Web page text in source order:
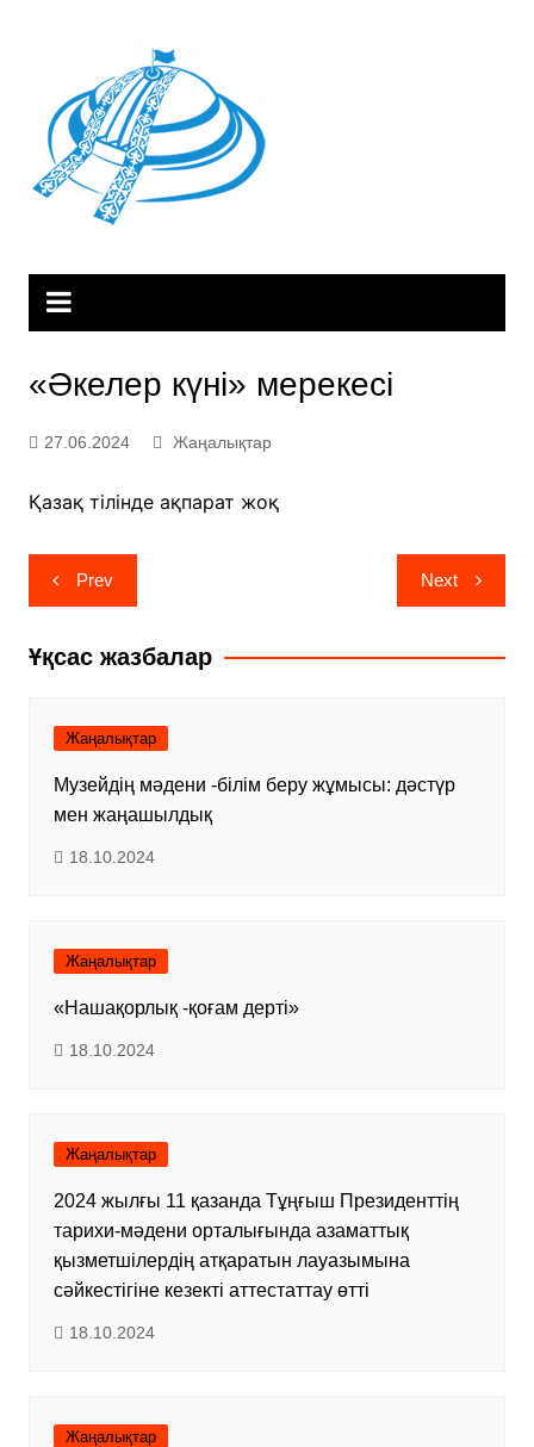
«Әкелер күні» мерекесі
27.06.2024 Жаңалықтар
Қазақ тілінде ақпарат жоқ
Навигация
по
записям
Prev Next
Ұқсас жазбалар
Жаңалықтар
Музейдің мәдени -білім беру жұмысы: дәстүр
мен жаңашылдық
18.10.2024
Жаңалықтар
«Нашақорлық -қоғам дерті»
18.10.2024
Жаңалықтар
2024 жылғы 11 қазанда Тұңғыш Президенттің
тарихи-мәдени орталығында азаматтық
қызметшілердің атқаратын лауазымына
сәйкестігіне кезекті аттестаттау өтті
18.10.2024
Жаңалықтар